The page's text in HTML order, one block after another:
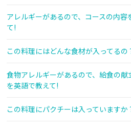
アレルギーがあるので、コースの内
て!
この料理にはどんな食材が入ってるの
食物アレルギーがあるので、給食の
を英語で教えて!
この料理にパクチーは入っていますか